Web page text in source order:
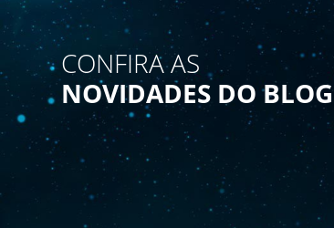
CONFIRA AS
NOVIDADES DO BLOG